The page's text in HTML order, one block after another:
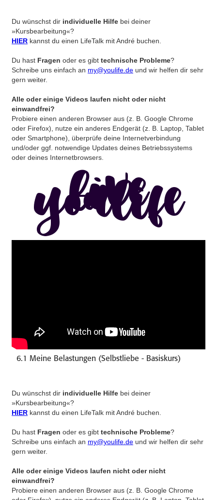
Du wünschst dir individuelle Hilfe bei deiner
»Kursbearbeitung«?
HIER kannst du einen LifeTalk mit André buchen.
Du hast Fragen oder es gibt technische Probleme?
Schreibe uns einfach an my@youlife.de und wir helfen dir sehr
gern weiter.
Alle oder einige Videos laufen nicht oder nicht
einwandfrei?
Probiere einen anderen Browser aus (z. B. Google Chrome
oder Firefox), nutze ein anderes Endgerät (z. B. Laptop, Tablet
oder Smartphone), überprüfe deine Internetverbindung
und/oder ggf. notwendige Updates deines Betriebssystems
oder deines Internetbrowsers.
live
youlife
6.1 Meine Belastungen (Selbstliebe - Basiskurs)
Du wünschst dir individuelle Hilfe bei deiner
»Kursbearbeitung«?
HIER kannst du einen LifeTalk mit André buchen.
Du hast Fragen oder es gibt technische Probleme?
Schreibe uns einfach an my@youlife.de und wir helfen dir sehr
gern weiter.
Alle oder einige Videos laufen nicht oder nicht
einwandfrei?
Probiere einen anderen Browser aus (z. B. Google Chrome